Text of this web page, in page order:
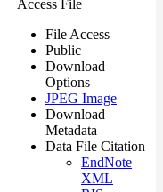
Access File
File Access
Public
Download
Options
JPEG Image
Download
Metadata
Data File Citation
EndNote
XML